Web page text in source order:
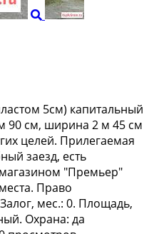
5см) капитальный
90 см, ширина 2 м 45 см
целей. Прилегаемая
заезд, есть
магазином "Премьер"
Право
мес.: 0. Площадь,
Охрана: да